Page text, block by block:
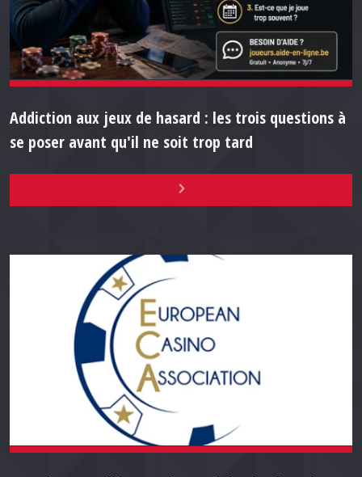
Addiction aux jeux de hasard : les trois questions à
se poser avant qu'il ne soit trop tard